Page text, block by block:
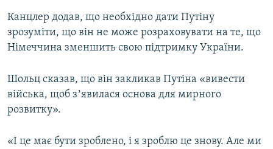
Канцлер додав, що необхідно дати Путіну
зрозуміти, що він не може розраховувати на те, що
Німеччина зменшить свою підтримку України.
Шольц сказав, що він закликав Путіна «вивести
війська, щоб зʼявилася основа для мирного
розвитку».
«І це має бути зроблено, і я зроблю це знову. Але ми